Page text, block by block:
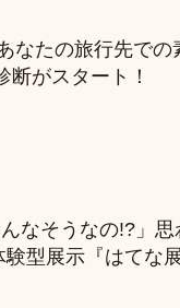
なたの旅行先での
がスタート！
なそうなの!?」思
型展示『はてな